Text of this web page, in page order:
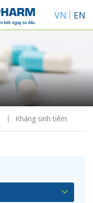
VN EN
Kháng sinh tiêm